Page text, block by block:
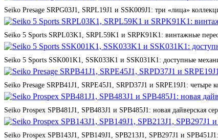
Seiko Presage SRPG03J1, SRPL19J1 и SSK009J1: три «лица»
Seiko 5 Sports SRPL03K1, SRPL59K1 и SRPK91K1: винтажные
Seiko 5 Sports SSK001K1, SSK033K1 и SSK031K1: доступные
Seiko Presage SRPB41J1, SRPE45J1, SRPD37J1 и SRPE19J1: четыре
Seiko Prospex SPB481J1, SPB483J1 и SPB485J1: новая дайверская
Seiko Prospex SPB143J1, SPB149J1, SPB213J1, SPB297J1 и